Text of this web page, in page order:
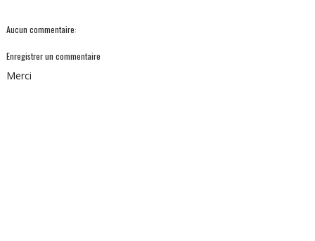
Aucun commentaire:
Enregistrer un commentaire
Merci